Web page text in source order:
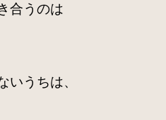
合うのは
いうちは、